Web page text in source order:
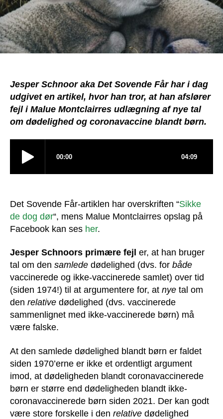
Jesper Schnoor aka Det Sovende Får har i dag
udgivet en artikel, hvor han tror, at han afslører
fejl i Malue Montclairres udlægning af nye tal
om dødelighed og coronavaccine blandt børn.
Det Sovende Får-artiklen har overskriften “Sikke
de dog dør“, mens Malue Montclairres opslag på
Facebook kan ses her.
Jesper Schnoors primære fejl er, at han bruger
tal om den samlede dødelighed (dvs. for både
vaccinerede og ikke-vaccinerede samlet) over tid
(siden 1974!) til at argumentere for, at nye tal om
den relative dødelighed (dvs. vaccinerede
sammenlignet med ikke-vaccinerede børn) må
være falske.
At den samlede dødelighed blandt børn er faldet
siden 1970’erne er ikke et ordentligt argument
imod, at dødeligheden blandt coronavaccinerede
børn er større end dødeligheden blandt ikke-
coronavaccinerede børn siden 2021. Der kan godt
være store forskelle i den relative dødelighed